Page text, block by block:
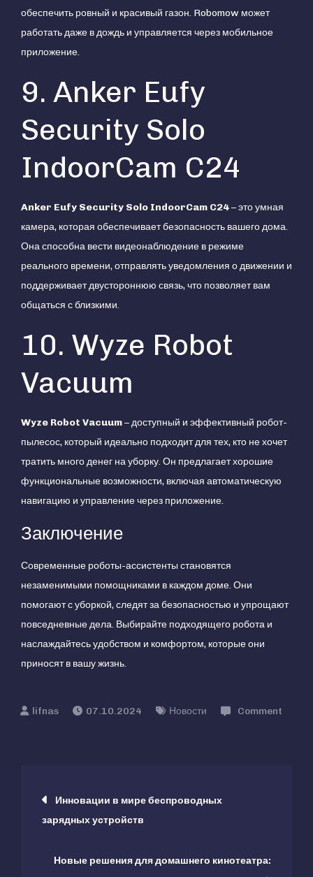
обеспечить ровный и красивый газон. Robomow может
работать даже в дождь и управляется через мобильное
приложение.
9. Anker Eufy
Security Solo
IndoorCam C24
Anker Eufy Security Solo IndoorCam C24– это умная
камера, которая обеспечивает безопасность вашего дома.
Она способна вести видеонаблюдение в режиме
реального времени, отправлять уведомления о движении и
поддерживает двустороннюю связь, что позволяет вам
общаться с близкими.
10. Wyze Robot
Vacuum
Wyze Robot Vacuum– доступный и эффективный робот-
пылесос, который идеально подходит для тех, кто не хочет
тратить много денег на уборку. Он предлагает хорошие
функциональные возможности, включая автоматическую
навигацию и управление через приложение.
Заключение
Современные роботы-ассистенты становятся
незаменимыми помощниками в каждом доме. Они
помогают с уборкой, следят за безопасностью и упрощают
повседневные дела. Выбирайте подходящего робота и
наслаждайтесь удобством и комфортом, которые они
приносят в вашу жизнь.
07.10.2024 Новости
Comment
Навигация
по
Инновации в мире беспроводных
зарядных устройств
Новые решения для домашнего кинотеатра: